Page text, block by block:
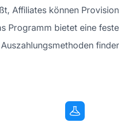
Affiliates können
Programm bietet eine